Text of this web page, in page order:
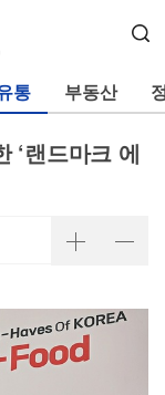
통 부동산
‘랜드마크 에